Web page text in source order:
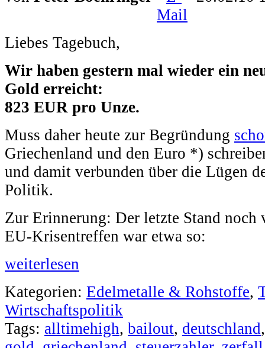
Liebes Tagebuch,
Wir haben gestern mal wieder ein
Gold erreicht:
823 EUR pro Unze.
Muss daher heute zur Begründung
Griechenland und den Euro *)
und damit verbunden über die Lügen
Politik.
Zur Erinnerung: Der letzte Stand noch
EU-Krisentreffen war etwa so:
weiterlesen
Kategorien: Edelmetalle & Rohstoffe,
Wirtschaftspolitik
Tags: alltimehigh, bailout, deutschland